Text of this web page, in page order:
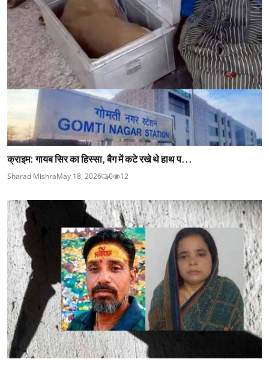
क्राइम: गायब सिर का हिस्सा, बैग में कटे रखे थे हाथ प...
Sharad MishraMay 18, 2026 0 12